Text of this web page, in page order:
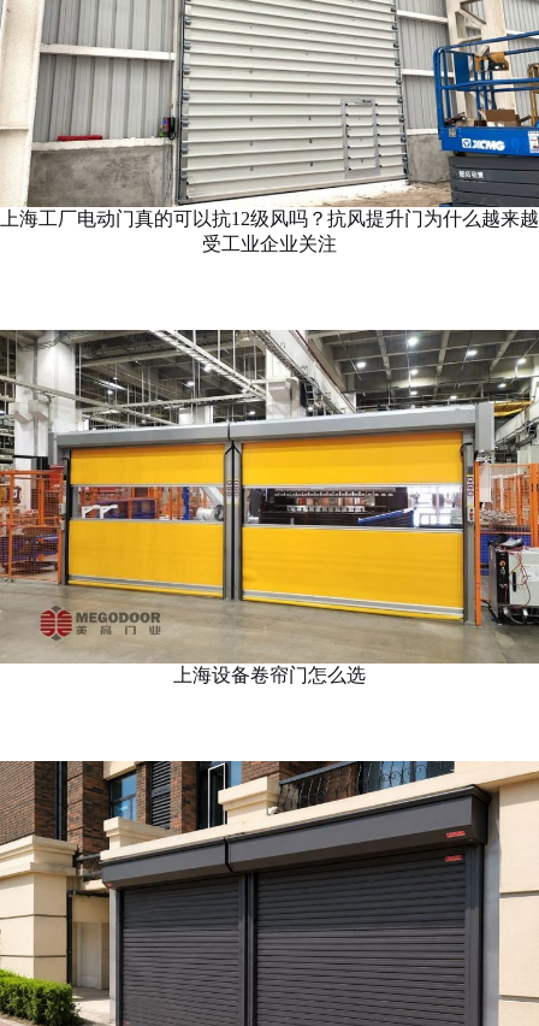
上海工厂电动门真的可以抗12级风吗？抗风提升门为什么越来越
受工业企业关注
上海设备卷帘门怎么选